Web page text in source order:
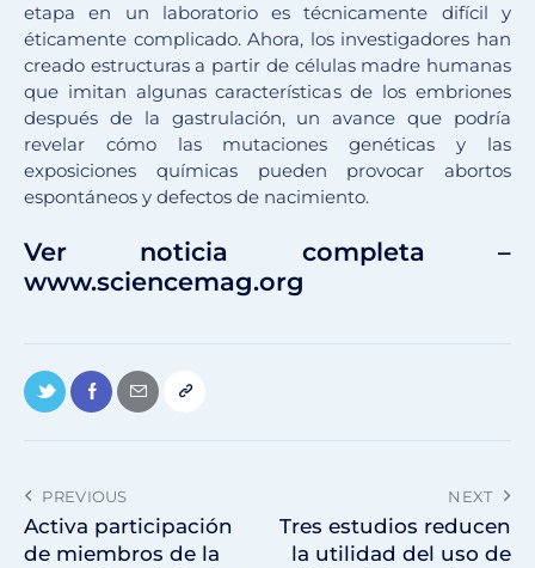
etapa en un laboratorio es técnicamente difícil y
éticamente complicado.Ahora, los investigadores han
creado estructuras a partir de células madre humanas
que imitan algunas características de los embriones
después de la gastrulación, un avance que podría
revelar cómo las mutaciones genéticas y las
exposiciones químicas pueden provocar abortos
espontáneos y defectos de nacimiento.
Ver noticia completa –
www.sciencemag.org
PREVIOUS
Activa participación
de miembros de la
NEXT
Tres estudios reducen
la utilidad del uso de